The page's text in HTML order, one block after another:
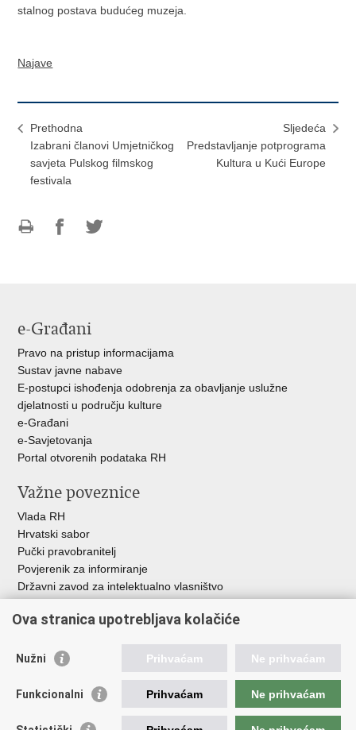
stalnog postava budućeg muzeja.
Najave
Prethodna
Izabrani članovi Umjetničkog
savjeta Pulskog filmskog
festivala
Sljedeća
Predstavljanje potprograma
Kultura u Kući Europe
e-Građani
Pravo na pristup informacijama
Sustav javne nabave
E-postupci ishođenja odobrenja za obavljanje uslužne
djelatnosti u području kulture
e-Građani
e-Savjetovanja
Portal otvorenih podataka RH
Važne poveznice
Vlada RH
Hrvatski sabor
Pučki pravobranitelj
Povjerenik za informiranje
Državni zavod za intelektualno vlasništvo
HAKOM
Ostale poveznice
Hrvatski audiovizualni centar
Ova stranica upotrebljava kolačiće
Nužni Prihvaćam Ne prihvaćam
Funkcionalni Prihvaćam Ne prihvaćam